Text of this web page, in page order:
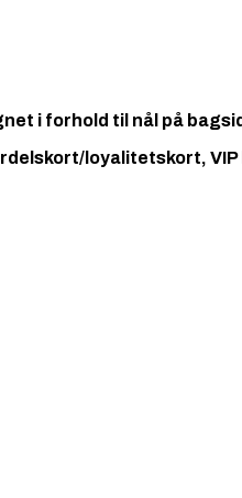
i forhold til nål på
loyalitetskort,